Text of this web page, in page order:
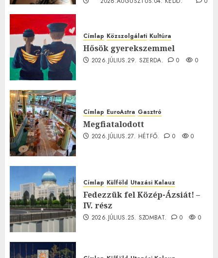
Címlap Közszolgálati Kultúra
Hősök gyerekszemmel
2026.JÚLIUS.29. SZERDA. 0 0
Címlap EuroAstra Gasztró
Megfiatalodott
2026.JÚLIUS.27. HÉTFŐ. 0 0
Címlap Külföld Utazási Kalauz
Fedezzük fel Közép-Ázsiát! –
IV. rész
2026.JÚLIUS.25. SZOMBAT. 0 0